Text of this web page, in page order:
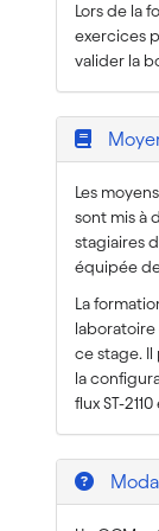
Lors de la
exercices
valider la
Les
sont mis à
stagiaires
équipée
La
laboratoire
ce stage.
la
flux ST-